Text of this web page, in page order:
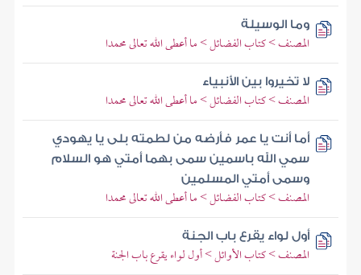
وما الوسيلة
المصنف > كتاب الفضائل > ما أعطى الله تعالى محمدا
لا تخيروا بين الأنبياء
المصنف > كتاب الفضائل > ما أعطى الله تعالى محمدا
أما أنت يا عمر فأرضه من لطمته بلى يا يهودي
سمي الله باسمين سمى بهما أمتي هو السلام
وسمى أمتي المسلمين
المصنف > كتاب الفضائل > ما أعطى الله تعالى محمدا
أول لواء يقرع باب الجنة
المصنف > كتاب الأوائل > أول لواء يقرع باب الجنة